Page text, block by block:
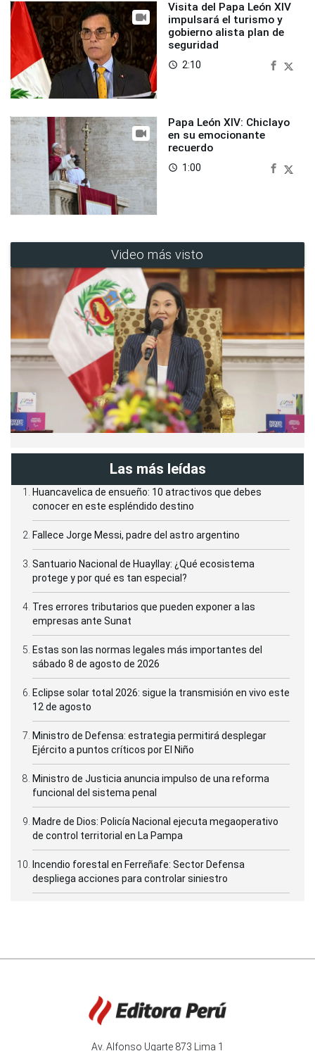
Visita del Papa León XIV
impulsará el turismo y
gobierno alista plan de
seguridad
access_time 2:10
Papa León XIV: Chiclayo
en su emocionante
recuerdo
access_time 1:00
Video más visto
Las más leídas
Huancavelica de ensueño: 10 atractivos que debes
conocer en este espléndido destino
Fallece Jorge Messi, padre del astro argentino
Santuario Nacional de Huayllay: ¿Qué ecosistema
protege y por qué es tan especial?
Tres errores tributarios que pueden exponer a las
empresas ante Sunat
Estas son las normas legales más importantes del
sábado 8 de agosto de 2026
Eclipse solar total 2026: sigue la transmisión en vivo este
12 de agosto
Ministro de Defensa: estrategia permitirá desplegar
Ejército a puntos críticos por El Niño
Ministro de Justicia anuncia impulso de una reforma
funcional del sistema penal
Madre de Dios: Policía Nacional ejecuta megaoperativo
de control territorial en La Pampa
Incendio forestal en Ferreñafe: Sector Defensa
despliega acciones para controlar siniestro
Av. Alfonso Ugarte 873 Lima 1